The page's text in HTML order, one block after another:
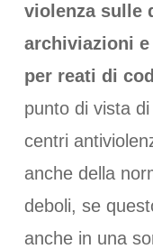
violenza sulle
archiviazioni
per reati di
punto di vista
centri
anche della
deboli, se
anche in una